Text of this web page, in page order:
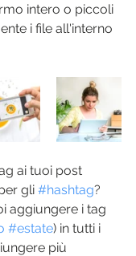
intero o piccoli
i file all'interno
ai tuoi post
gli #hashtag?
aggiungere i tag
#estate) in tutti i
più